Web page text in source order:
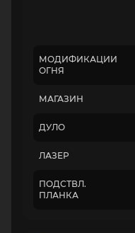
МОДИФИКАЦИИ
ОГНЯ
МАГАЗИН
ДУЛО
ЛАЗЕР
ПОДСТВЛ.
ПЛАНКА